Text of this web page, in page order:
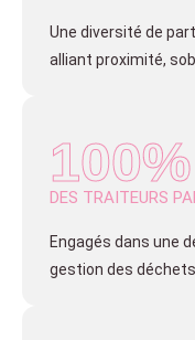
Une diversité de
alliant proximité,
100%
DES TRAITEURS
Engagés dans une
gestion des